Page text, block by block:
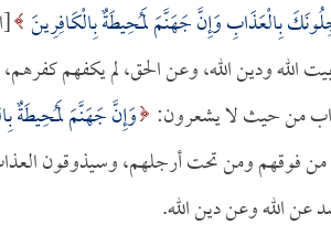
بِالْعَذَابِ وَإِنَّ جَهَنَّمَ لَمُحِيطَةٌ بِالْكَافِرِينَ
الله ودين الله، وعن الحق، لم يكفهم
من حيث لا يشعرون: وَإِنَّ جَهَنَّمَ لَمُحِيطَةٌ
ومن تحت أرجلهم، وسيذوقون العذاب
عن الله وعن دين الله.